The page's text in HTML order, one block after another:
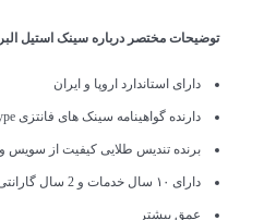
توضیحات مختصر درباره سینک استیل
دارای استاندارد اروپا و ایران
دارنده گواهینامه سینک های فانتزی Welded Type از سری استاندارد ISO 9001
برنده تندیس طلایی کیفیت از سویس و
دارای ۱۰ سال خدمات و 2 سال گارانتی
عمق بیشتر